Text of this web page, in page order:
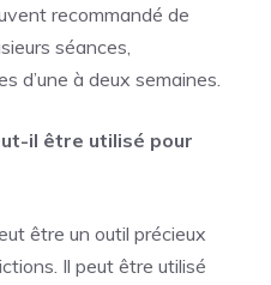
recommandé de
séances,
d’une à deux semaines.
il être utilisé pour
être un outil précieux
Il peut être utilisé